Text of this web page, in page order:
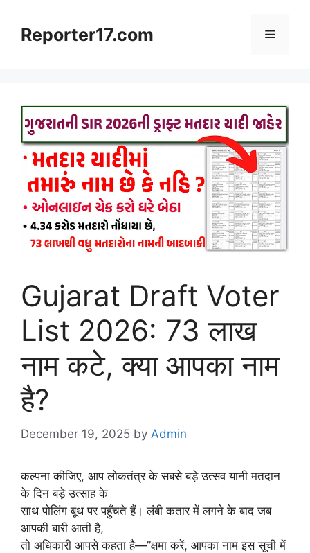
contentReporter17.com Menu
Gujarat Draft Voter
List 2026: 73 लाख
नाम कटे, क्या आपका नाम
है?
December 19, 2025 by Admin
कल्पना कीजिए, आप लोकतंत्र के सबसे बड़े उत्सव यानी मतदान
के दिन बड़े उत्साह के
साथ पोलिंग बूथ पर पहुँचते हैं। लंबी कतार में लगने के बाद जब
आपकी बारी आती है,
तो अधिकारी आपसे कहता है—”क्षमा करें, आपका नाम इस सूची में